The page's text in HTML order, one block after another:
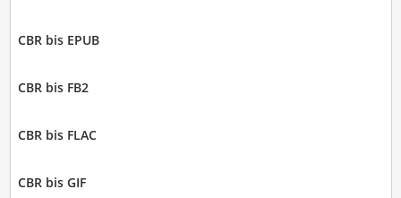
CBR bis EPUB
CBR bis FB2
CBR bis FLAC
CBR bis GIF